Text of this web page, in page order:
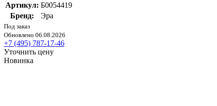
Артикул: Б0054419
Бренд:
Эра
Под заказ
Обновлено 06.08.2026
+7 (495) 787-17-46
Уточнить цену
Новинка